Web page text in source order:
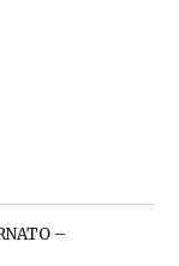
–